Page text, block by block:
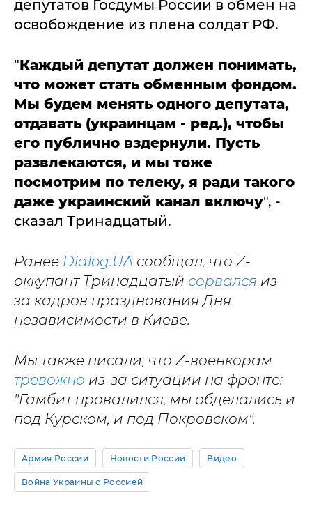
депутатов Госдумы России в обмен на
освобождение из плена солдат РФ.
"Каждый депутат должен понимать,
что может стать обменным фондом.
Мы будем менять одного депутата,
отдавать (украинцам - ред.), чтобы
его публично вздернули. Пусть
развлекаются, и мы тоже
посмотрим по телеку, я ради такого
даже украинский канал включу", -
сказал Тринадцатый.
Ранее Dialog.UA сообщал, что Z-
оккупант Тринадцатый сорвался из-
за кадров празднования Дня
независимости в Киеве.
Мы также писали, что Z-военкорам
тревожно из-за ситуации на фронте:
"Гамбит провалился, мы обделались и
под Курском, и под Покровском".
Армия России Новости России Видео
Война Украины с Россией